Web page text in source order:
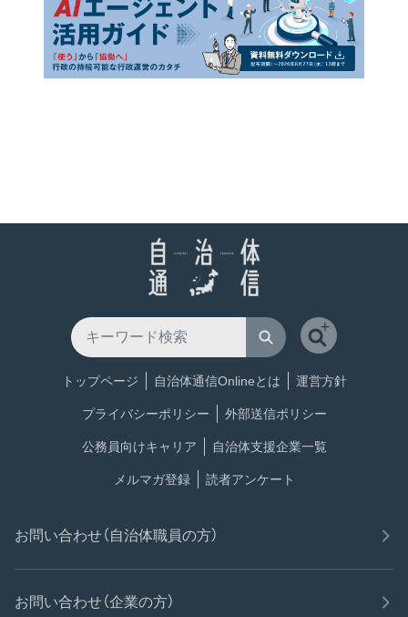
トップページ 自治体通信Onlineとは 運営方針
プライバシーポリシー 外部送信ポリシー
公務員向けキャリア 自治体支援企業一覧
メルマガ登録 読者アンケート
お問い合わせ（自治体職員の方）
お問い合わせ（企業の方）